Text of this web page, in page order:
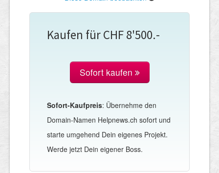
Kaufen für CHF 8'500.-
Sofort kaufen
Sofort-Kaufpreis: Übernehme den
Domain-Namen Helpnews.ch sofort und
starte umgehend Dein eigenes Projekt.
Werde jetzt Dein eigener Boss.